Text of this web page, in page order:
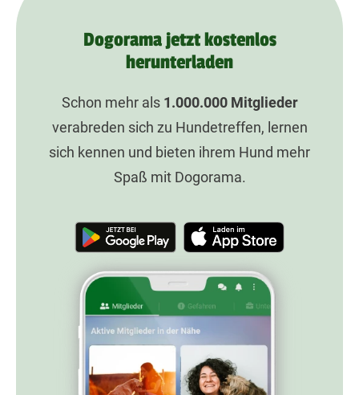
Dogorama jetzt kostenlos
herunterladen
Schon mehr als 1.000.000Mitglieder
verabreden sich zu Hundetreffen, lernen
sich kennen und bieten ihrem Hund mehr
Spaß mit Dogorama.